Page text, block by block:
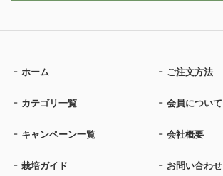
ホーム ご注文方法
カテゴリ一覧 会員について
キャンペーン一覧 会社概要
栽培ガイド お問い合わせ